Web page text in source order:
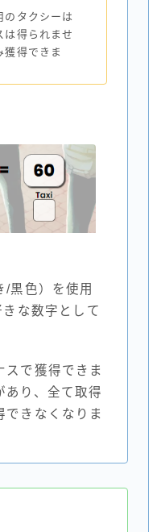
のタクシーは
は得られませ
獲得できま
/黒色）を使用
な数字として
スで獲得できま
あり、全て取得
できなくなりま